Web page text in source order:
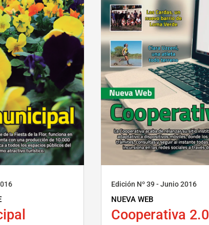
Edición Nº 39 - Junio 2016
NUEVA WEB
Cooperativa 2.0